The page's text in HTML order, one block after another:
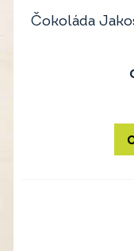
Čokoláda